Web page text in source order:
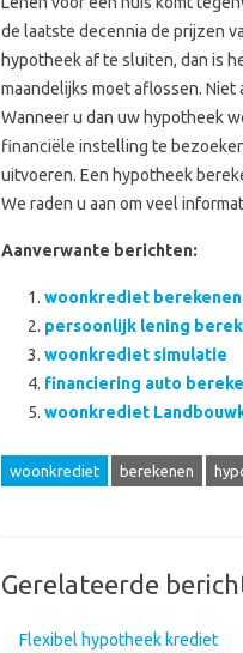
de laatste decennia de prijzen
hypotheek af te sluiten, dan is
maandelijks moet aflossen.
Wanneer u dan uw hypotheek
financiële instelling te
uitvoeren. Een hypotheek
We raden u aan om veel
Aanverwante berichten:
woonkrediet berekenen
persoonlijk lening
woonkrediet simulatie
financiering auto
woonkrediet
woonkrediet berekenen
Gerelateerde
Flexibel hypotheek krediet